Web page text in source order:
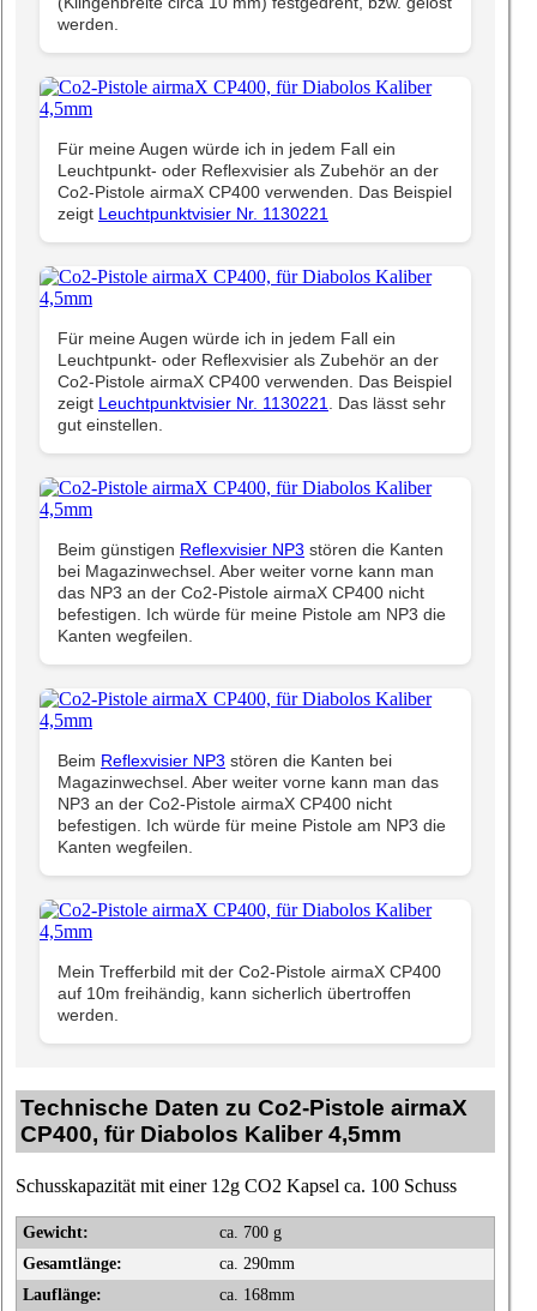
werden.
Für meine Augen würde ich in jedem Fall ein
Leuchtpunkt- oder Reflexvisier als Zubehör an der
Co2-Pistole airmaX CP400 verwenden. Das Beispiel
zeigt Leuchtpunktvisier Nr. 1130221
Für meine Augen würde ich in jedem Fall ein
Leuchtpunkt- oder Reflexvisier als Zubehör an der
Co2-Pistole airmaX CP400 verwenden. Das Beispiel
zeigt Leuchtpunktvisier Nr. 1130221. Das lässt sehr
gut einstellen.
Beim günstigen Reflexvisier NP3 stören die Kanten
bei Magazinwechsel. Aber weiter vorne kann man
das NP3 an der Co2-Pistole airmaX CP400 nicht
befestigen. Ich würde für meine Pistole am NP3 die
Kanten wegfeilen.
Beim Reflexvisier NP3 stören die Kanten bei
Magazinwechsel. Aber weiter vorne kann man das
NP3 an der Co2-Pistole airmaX CP400 nicht
befestigen. Ich würde für meine Pistole am NP3 die
Kanten wegfeilen.
Mein Trefferbild mit der Co2-Pistole airmaX CP400
auf 10m freihändig, kann sicherlich übertroffen
werden.
Technische Daten zu Co2-Pistole airmaX
CP400, für Diabolos Kaliber 4,5mm
Schusskapazität mit einer 12g CO2 Kapsel ca. 100 Schuss
Gewicht:
ca. 700 g
Gesamtlänge:
ca. 290mm
Lauflänge:
ca. 168mm